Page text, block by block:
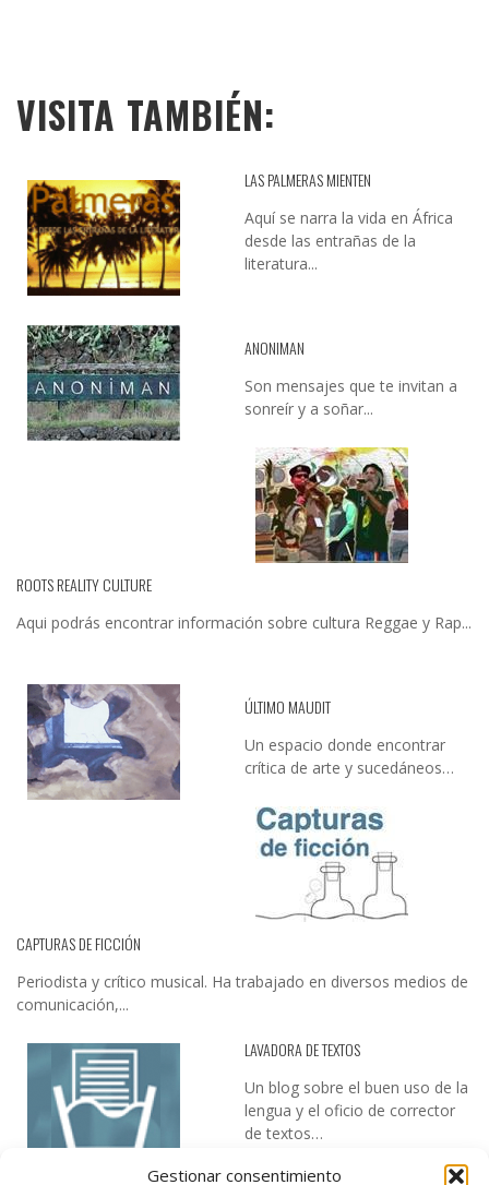
Gestionar consentimiento
VISITA TAMBIÉN:
LAS PALMERAS MIENTEN
Aquí se narra la vida en África
desde las entrañas de la
literatura...
ANONIMAN
Son mensajes que te invitan a
sonreír y a soñar...
ROOTS REALITY CULTURE
Aqui podrás encontrar información sobre cultura Reggae y Rap...
ÚLTIMO MAUDIT
Un espacio donde encontrar
crítica de arte y sucedáneos…
CAPTURAS DE FICCIÓN
Periodista y crítico musical. Ha trabajado en diversos medios de
comunicación,...
LAVADORA DE TEXTOS
Un blog sobre el buen uso de la
lengua y el oficio de corrector
de textos…